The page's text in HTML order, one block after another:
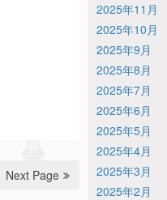
Next Page
2025年11月
2025年10月
2025年9月
2025年8月
2025年7月
2025年6月
2025年5月
2025年4月
2025年3月
2025年2月